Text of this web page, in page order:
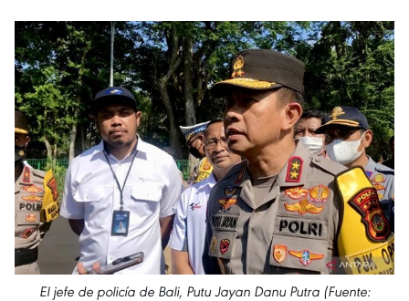
El jefe de policía de Bali, Putu Jayan Danu Putra (Fuente: